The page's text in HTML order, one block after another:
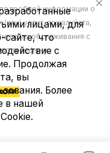
информации о
(или) услуг, пожалуйста,
обслуживания с
телефону.
лицами, для
сайте, что
с
Продолжая
вы
Более
в нашей
.